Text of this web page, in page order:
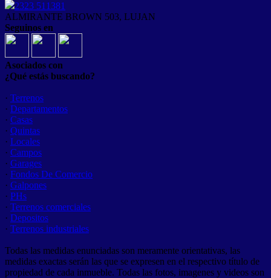
2323 511381
ALMIRANTE BROWN 503, LUJAN
Seguinos en
Asociados con
¿Qué estás buscando?
· Terrenos
· Departamentos
· Casas
· Quintas
· Locales
· Campos
· Garages
· Fondos De Comercio
· Galpones
· PHs
· Terrenos comerciales
· Depositos
· Terrenos industriales
Todas las medidas enunciadas son meramente orientativas, las
medidas exactas serán las que se expresen en el respectivo título de
propiedad de cada inmueble. Todas las fotos, imagenes y videos son